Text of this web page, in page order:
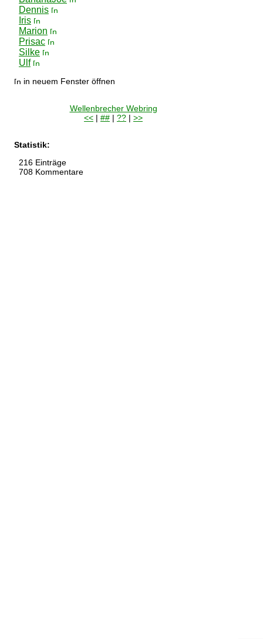
Dennis
Iris
Marion
Prisac
Silke
Ulf
in neuem Fenster öffnen
Wellenbrecher Webring
<< | ## | ?? | >>
Statistik:
216 Einträge
708 Kommentare